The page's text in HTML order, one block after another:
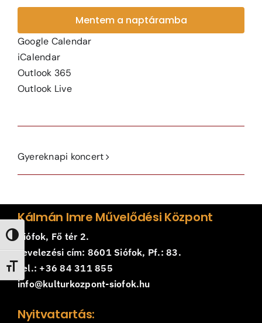
Nagy kontraszt váltása
Betűméret váltása
Mentem a naptáramba
Google Calendar
iCalendar
Outlook 365
Outlook Live
Gyereknapi koncert
Kálmán Imre Művelődési Központ
Siófok, Fő tér 2.
Levelezési cím: 8601 Siófok, Pf.: 83.
Tel.: +36 84 311 855
info@kulturkozpont-siofok.hu
Nyitvatartás: